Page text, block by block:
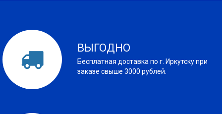
ВЫГОДНО
Бесплатная доставка по г. Иркутску при
заказе свыше 3000 рублей.